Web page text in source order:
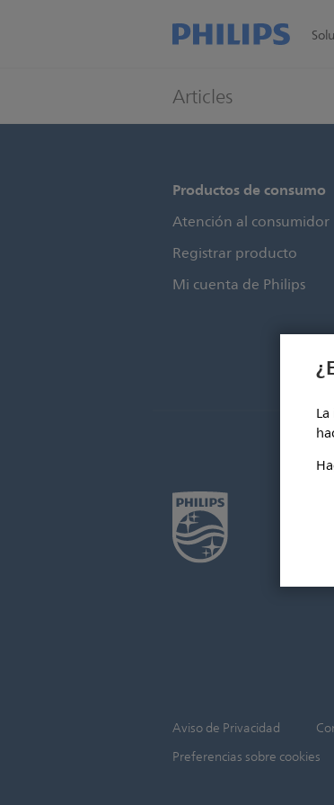
Articles
Productos de consumo
Atención al consumidor
Registrar producto
Mi cuenta de Philips
Aviso de Privacidad
Preferencias sobre cookies